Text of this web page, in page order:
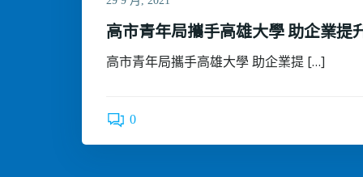
高市青年局攜手高雄大學 助企業提
高市青年局攜手高雄大學 助企業提 […]
0